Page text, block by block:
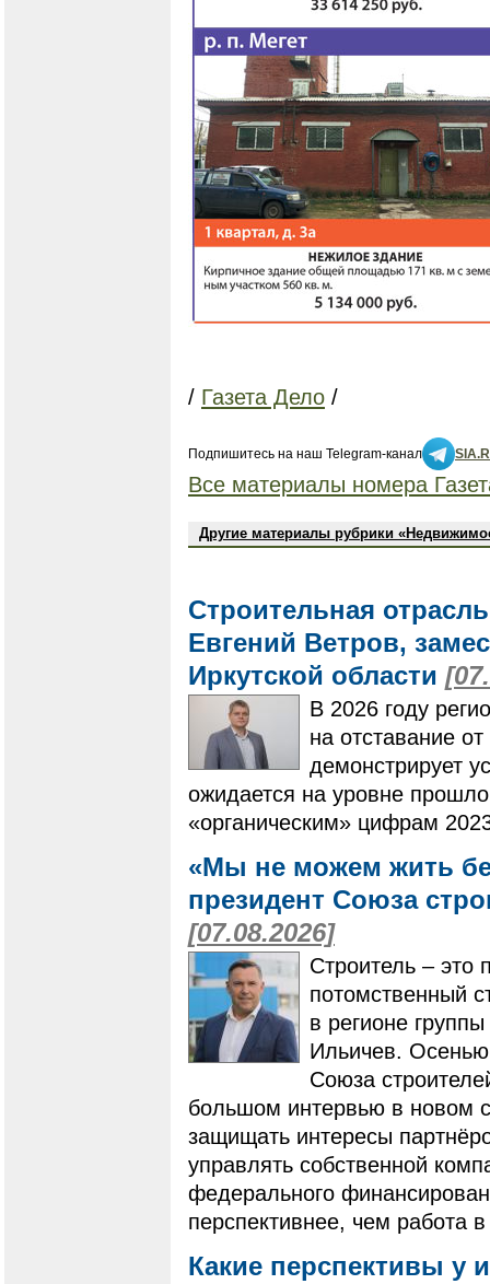
/ Газета Дело /
Подпишитесь на наш Telegram-канал
Все материалы номера
Другие материалы рубрики
Строительная
Евгений Ветров,
Иркутской области
В 2026 году
на отставание
демонстрирует
ожидается на уровне
«органическим» цифрам
«Мы не можем жить
президент Союза
[07.08.2026]
Строитель – это
потомственный
в регионе
Ильичев.
Союза
большом интервью в новом
защищать интересы
управлять собственной
федерального
перспективнее, чем работа в
Какие перспективы у